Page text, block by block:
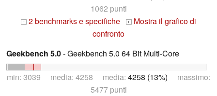
1062 punti
+ 2 benchmarks e specifiche + Mostra il grafico di
confronto
Geekbench 5.0- Geekbench 5.0 64 Bit Multi-Core
min: 3039 media: 4258 media: 4258 (13%) massimo:
5477 punti